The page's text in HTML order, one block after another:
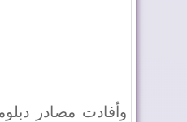
وأفادت مصادر